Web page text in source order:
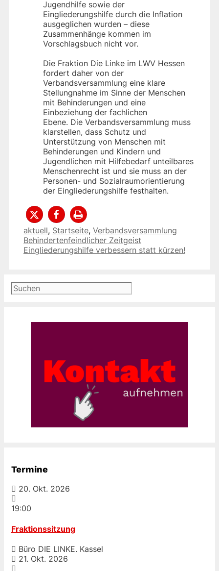
Jugendhilfe sowie der
Eingliederungshilfe durch die Inflation
ausgeglichen wurden – diese
Zusammenhänge kommen im
Vorschlagsbuch nicht vor.
Die Fraktion Die Linke im LWV Hessen
fordert daher von der
Verbandsversammlung eine klare
Stellungnahme im Sinne der Menschen
mit Behinderungen und eine
Einbeziehung der fachlichen
Ebene. Die Verbandsversammlung muss
klarstellen, dass Schutz und
Unterstützung von Menschen mit
Behinderungen und Kindern und
Jugendlichen mit Hilfebedarf unteilbares
Menschenrecht ist und sie muss an der
Personen- und Sozialraumorientierung
der Eingliederungshilfe festhalten.
Kategorien
aktuell, Startseite, Verbandsversammlung
Behindertenfeindlicher Zeitgeist
Eingliederungshilfe verbessern statt kürzen!
Suchen
Termine
20. Okt. 2026
19:00
Fraktionssitzung
Büro DIE LINKE. Kassel
21. Okt. 2026